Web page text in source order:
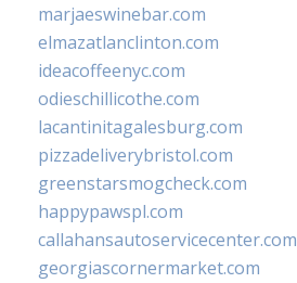
marjaeswinebar.com
elmazatlanclinton.com
ideacoffeenyc.com
odieschillicothe.com
lacantinitagalesburg.com
pizzadeliverybristol.com
greenstarsmogcheck.com
happypawspl.com
callahansautoservicecenter.com
georgiascornermarket.com